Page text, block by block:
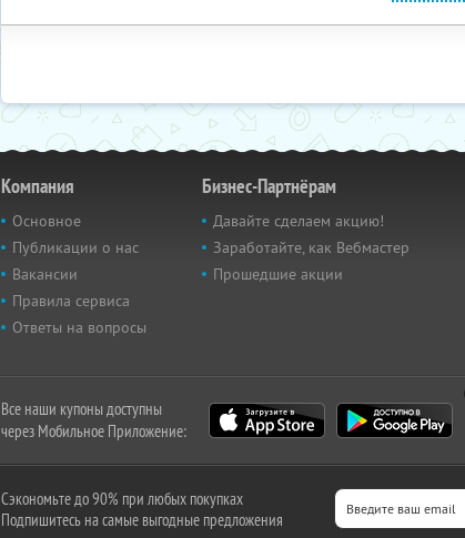
Компания
Основное
Публикации о нас
Вакансии
Правила сервиса
Ответы на вопросы
Бизнес-Партнёрам
Давайте сделаем акцию!
Заработайте, как Вебмастер
Прошедшие акции
Все наши купоны доступны
через Мобильное Приложение:
Сэкономьте до 90% при любых покупках
Подпишитесь на самые выгодные предложения